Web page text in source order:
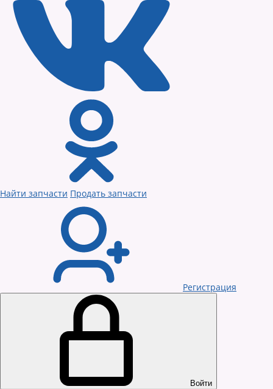
Найти запчасти Продать запчасти
Регистрация
Войти